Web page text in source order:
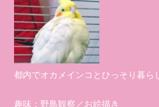
都内でオカメインコとひっそり暮ら
趣味：野鳥観察／お絵描き